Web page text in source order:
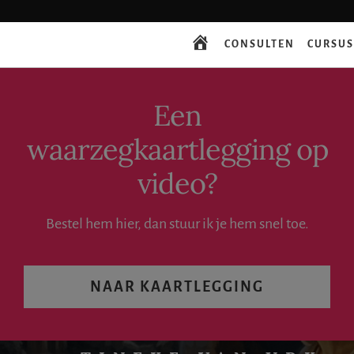
naar
naar
naar
to
Een
waarzegkaartlegging op
video?
Bestel hem hier, dan stuur ik je hem snel toe.
NAAR KAARTLEGGING
CONSULTEN